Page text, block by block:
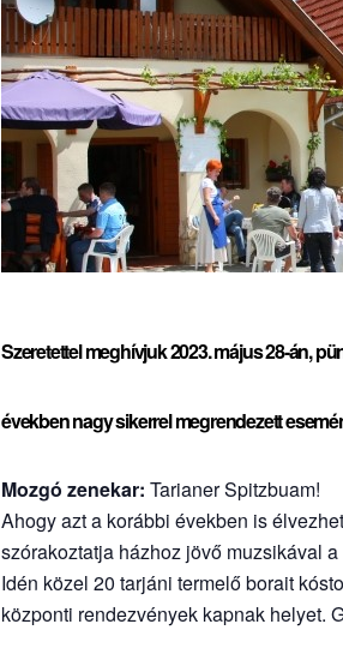
Szeretettel meghívjuk2023. május 28-án,
években nagy sikerrel megrendezett
Mozgó zenekar: Tarianer Spitzbuam!
Ahogy azt a korábbi években is
szórakoztatja házhoz jövő muzsikával
Idén közel 20 tarjáni termelő borait
központi rendezvények kapnak helyet.